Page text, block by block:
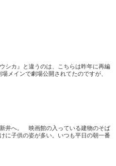
シカ』と違うのは、こちらは昨年に再編
メインで劇場公開されてたのですが、
井へ。 映画館の入っている建物のそば
に子供の姿が多い。いつも平日の朝一番